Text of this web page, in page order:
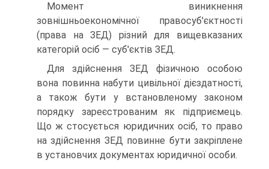
Момент виникнення
зовнішньоекономічної правосуб'єктності
(права на ЗЕД) різний для вищевказаних
категорій осіб — суб'єктів ЗЕД.
Для здійснення ЗЕД фізичною особою
вона повинна набути ци­вільної дієздатності,
а також бути у встановленому законом
порядку зареєстрованим як підприємець.
Що ж стосується юридичних осіб, то право
на здійснення ЗЕД повинне бути закріплене
в установчих документах юридичної особи.